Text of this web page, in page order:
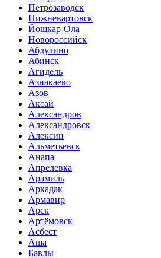
Петрозаводск
Нижневартовск
Йошкар-Ола
Новороссийск
Абдулино
Абинск
Агидель
Азнакаево
Азов
Аксай
Александров
Александровск
Алексин
Альметьевск
Анапа
Апрелевка
Арамиль
Аркадак
Армавир
Арск
Артёмовск
Асбест
Аша
Бавлы